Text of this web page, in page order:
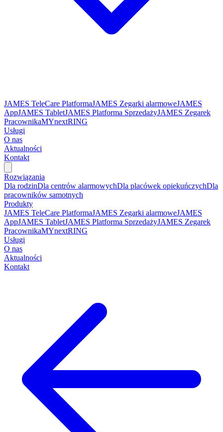
JAMES TeleCare PlatformaJAMES Zegarki alarmoweJAMES
AppJAMES TabletJAMES Platforma SprzedażyJAMES Zegarek
PracownikaMYnextRING
Usługi
O nas
Aktualności
Kontakt
Rozwiązania
Dla rodzinDla centrów alarmowychDla placówek opiekuńczychDla
pracowników samotnych
Produkty
JAMES TeleCare PlatformaJAMES Zegarki alarmoweJAMES
AppJAMES TabletJAMES Platforma SprzedażyJAMES Zegarek
PracownikaMYnextRING
Usługi
O nas
Aktualności
Kontakt